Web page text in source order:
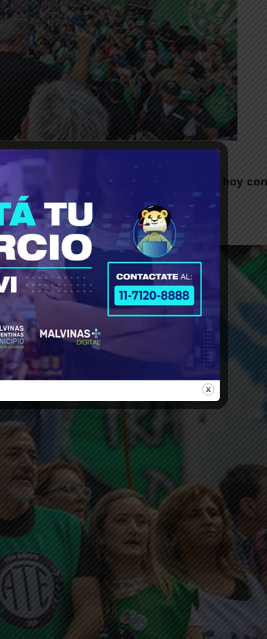
de corruptos. La están destruyendo y hoy